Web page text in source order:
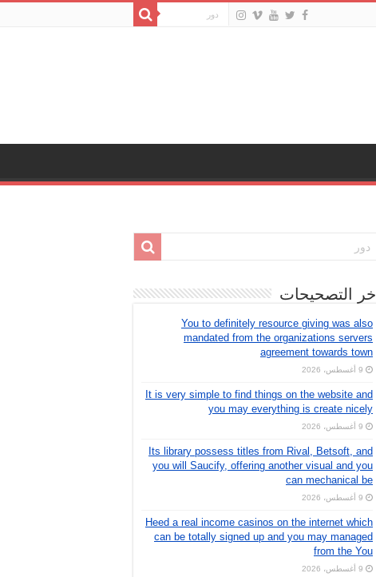
اخر التصحيحات
You to definitely resource giving was also
mandated from the organizations servers
agreement towards town
9 أغسطس، 2026
It is very simple to find things on the website and
you may everything is create nicely
9 أغسطس، 2026
Its library possess titles from Rival, Betsoft, and
you will Saucify, offering another visual and you
can mechanical be
9 أغسطس، 2026
Heed a real income casinos on the internet which
can be totally signed up and you may managed
from the You
9 أغسطس، 2026